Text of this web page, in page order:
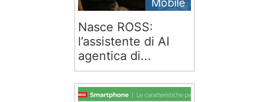
Mobile
Nasce ROSS:
l’assistente di AI
agentica di...